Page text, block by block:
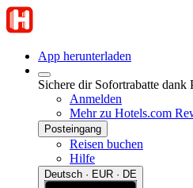
App herunterladen
Sichere dir Sofortrabatte
Anmelden
Mehr zu Hotels.com
Posteingang
Reisen buchen
Hilfe
Deutsch · EUR · DE